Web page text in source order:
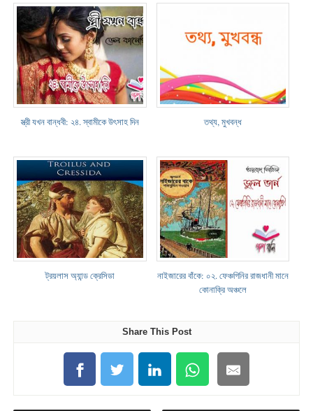
স্ত্রী যখন বান্ধবী: ২৪. স্বামীকে উৎসাহ দিন তথ্য, মুখবন্ধ
ট্রয়লাস অ্যান্ড ক্রেসিডা
নাইজারের বাঁকে: ০২. ফেঞ্চগিনির রাজধানী মানে
কোনাক্রি অঞ্চলে
Share This Post